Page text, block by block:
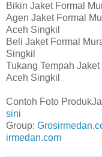
Bikin Jaket Formal
Agen Jaket Formal
Aceh Singkil
Beli Jaket Formal
Singkil
Tukang Tempah
Aceh Singkil
Contoh Foto
sini
Group:
irmedan.com